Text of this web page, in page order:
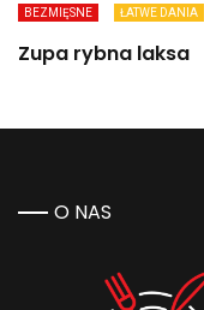
BEZMIĘSNE ŁATWE DANIA
Zupa rybna laksa
O NAS